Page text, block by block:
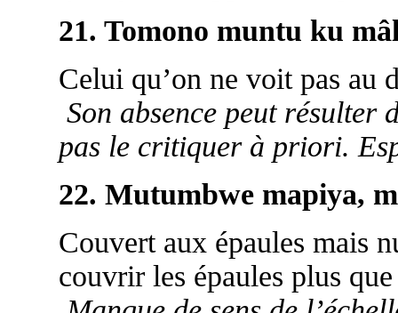
21. Tomono muntu ku
Celui qu’on ne voit pas au
Son absence peut résulter
pas le critiquer à priori.
22. Mutumbwe mapiya,
Couvert aux épaules mais
couvrir les épaules plus